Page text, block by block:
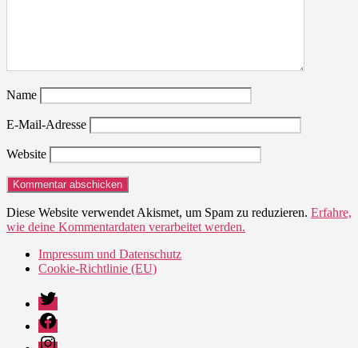
Name
E-Mail-Adresse
Website
Diese Website verwendet Akismet, um Spam zu reduzieren. Erfahre,
wie deine Kommentardaten verarbeitet werden.
Impressum und Datenschutz
Cookie-Richtlinie (EU)
Twitter
Facebook
Instagram